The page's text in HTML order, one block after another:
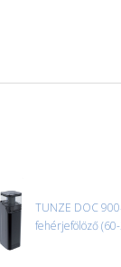
rendelés
a csomag
eljutott hozzánk az
TUNZE DOC
fehérjefölöző